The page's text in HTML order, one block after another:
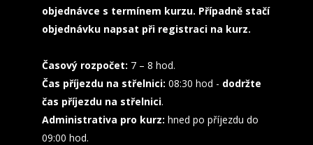
objednávce s termínem kurzu. Případně stačí
objednávku napsat při registraci na kurz.
Časový rozpočet: 7 – 8 hod.
Čas příjezdu na střelnici: 08:30 hod - dodržte
čas příjezdu na střelnici.
Administrativa pro kurz: hned po příjezdu do
09:00 hod.